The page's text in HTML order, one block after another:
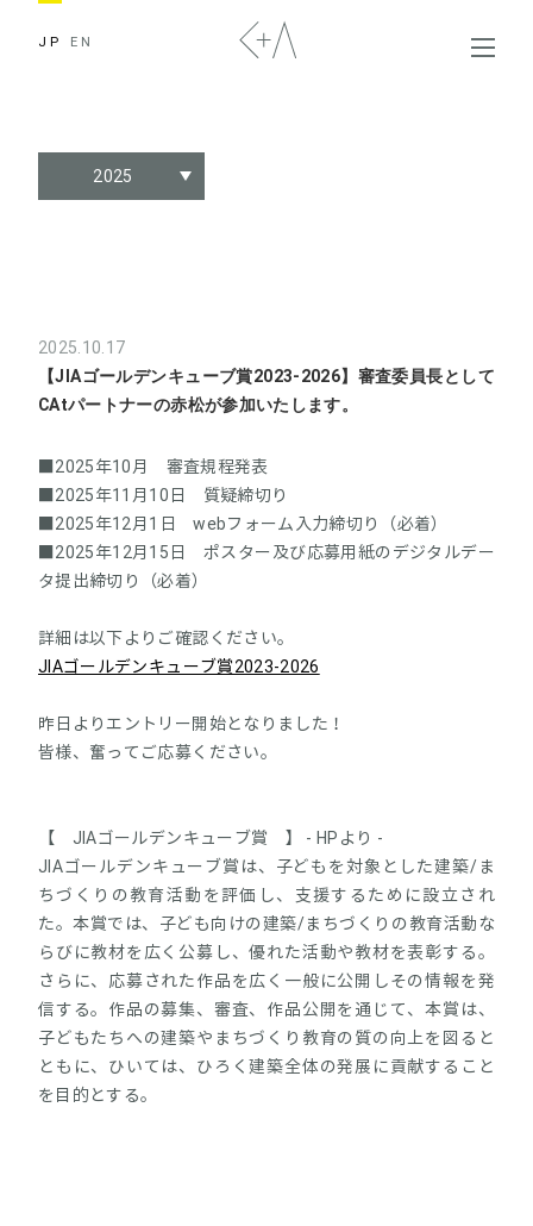
JP EN
2025
2025.10.17
【JIAゴールデンキューブ賞2023-2026】審査委員長として
CAtパートナーの赤松が参加いたします。
■2025年10月 審査規程発表
■2025年11月10日 質疑締切り
■2025年12月1日 webフォーム入力締切り（必着）
■2025年12月15日 ポスター及び応募用紙のデジタルデー
タ提出締切り（必着）
詳細は以下よりご確認ください。
JIAゴールデンキューブ賞2023-2026
昨日よりエントリー開始となりました！
皆様、奮ってご応募ください。
【 JIAゴールデンキューブ賞 】 - HPより -
JIAゴールデンキューブ賞は、子どもを対象とした建築/ま
ちづくりの教育活動を評価し、支援するために設立され
た。本賞では、子ども向けの建築/まちづくりの教育活動な
らびに教材を広く公募し、優れた活動や教材を表彰する。
さらに、応募された作品を広く一般に公開しその情報を発
信する。作品の募集、審査、作品公開を通じて、本賞は、
子どもたちへの建築やまちづくり教育の質の向上を図ると
ともに、ひいては、ひろく建築全体の発展に貢献すること
を目的とする。